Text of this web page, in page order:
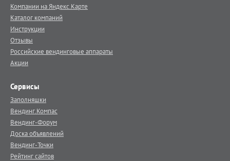
Компании на Яндекс.Карте
Каталог компаний
Инструкции
Отзывы
Российские вендинговые аппараты
Акции
Сервисы
Заполняшки
Вендинг.Компас
Вендинг-Форум
Доска объявлений
Вендинг-Точки
Рейтинг сайтов